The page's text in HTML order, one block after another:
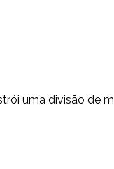
uma divisão de